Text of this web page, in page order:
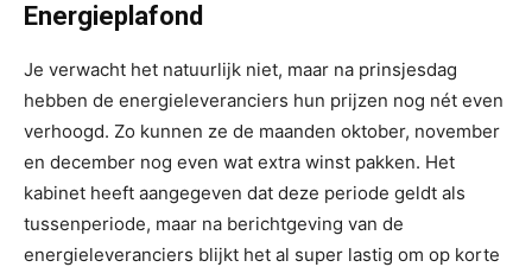
Energieplafond
Je verwacht het natuurlijk niet, maar na prinsjesdag
hebben de energieleveranciers hun prijzen nog nét even
verhoogd. Zo kunnen ze de maanden oktober, november
en december nog even wat extra winst pakken. Het
kabinet heeft aangegeven dat deze periode geldt als
tussenperiode, maar na berichtgeving van de
energieleveranciers blijkt het al super lastig om op korte